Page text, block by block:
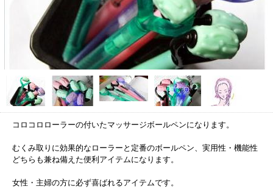
コロコロローラーの付いたマッサージボールペンになります。
むくみ取りに効果的なローラーと定番のボールペン、実用性・機能性
どちらも兼ね備えた便利アイテムになります。
女性・主婦の方に必ず喜ばれるアイテムです。